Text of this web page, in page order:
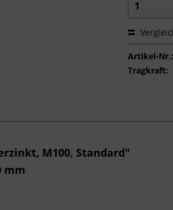
Artikel-Nr.:
Tragkraft:
M100, Standard"
mm